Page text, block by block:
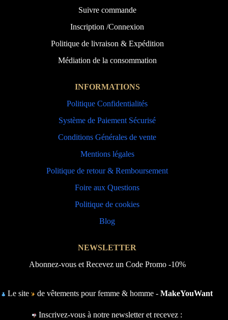
Suivre commande
Inscription /Connexion
Politique de livraison & Expédition
Médiation de la consommation
INFORMATIONS
Politique Confidentialités
Système de Paiement Sécurisé
Conditions Générales de vente
Mentions légales
Politique de retour & Remboursement
Foire aux Questions
Politique de cookies
Blog
NEWSLETTER
Abonnez-vous et Recevez un Code Promo -10%
Le site de vêtements pour femme & homme -MakeYouWant
Inscrivez-vous à notre newsletter et recevez :